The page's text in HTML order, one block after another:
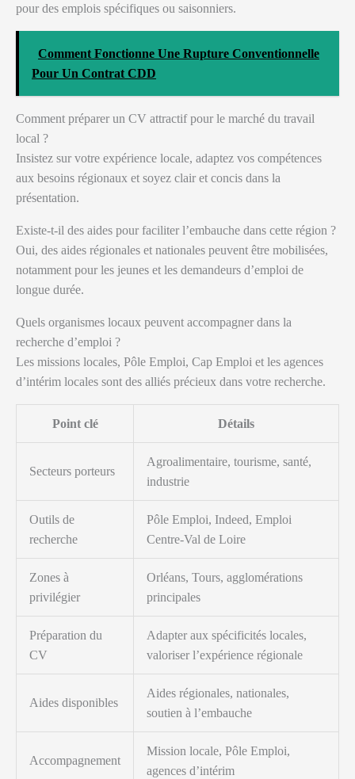
pour des emplois spécifiques ou saisonniers.
Comment Fonctionne Une Rupture Conventionnelle
Pour Un Contrat CDD
Comment préparer un CV attractif pour le marché du travail
local ?
Insistez sur votre expérience locale, adaptez vos compétences
aux besoins régionaux et soyez clair et concis dans la
présentation.
Existe-t-il des aides pour faciliter l’embauche dans cette région ?
Oui, des aides régionales et nationales peuvent être mobilisées,
notamment pour les jeunes et les demandeurs d’emploi de
longue durée.
Quels organismes locaux peuvent accompagner dans la
recherche d’emploi ?
Les missions locales, Pôle Emploi, Cap Emploi et les agences
d’intérim locales sont des alliés précieux dans votre recherche.
Point clé Détails
Secteurs porteurs
Agroalimentaire, tourisme, santé,
industrie
Outils de
recherche
Pôle Emploi, Indeed, Emploi
Centre-Val de Loire
Zones à
privilégier
Orléans, Tours, agglomérations
principales
Préparation du
CV
Adapter aux spécificités locales,
valoriser l’expérience régionale
Aides disponibles
Aides régionales, nationales,
soutien à l’embauche
Accompagnement
Mission locale, Pôle Emploi,
agences d’intérim